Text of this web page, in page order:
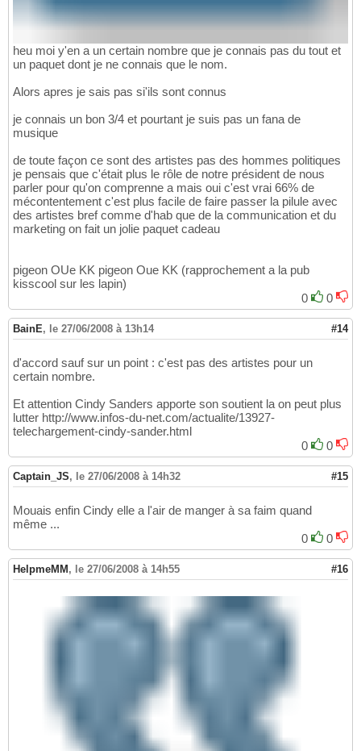
heu moi y'en a un certain nombre que je connais pas du tout et
un paquet dont je ne connais que le nom.
Alors apres je sais pas si'ils sont connus
je connais un bon 3/4 et pourtant je suis pas un fana de
musique
de toute façon ce sont des artistes pas des hommes politiques
je pensais que c'était plus le rôle de notre président de nous
parler pour qu'on comprenne a mais oui c'est vrai 66% de
mécontentement c'est plus facile de faire passer la pilule avec
des artistes bref comme d'hab que de la communication et du
marketing on fait un jolie paquet cadeau
pigeon OUe KK pigeon Oue KK (rapprochement a la pub
kisscool sur les lapin)
0
0
BainE, le 27/06/2008 à 13h14 #14
d'accord sauf sur un point : c'est pas des artistes pour un
certain nombre.
Et attention Cindy Sanders apporte son soutient la on peut plus
lutter http://www.infos-du-net.com/actualite/13927-
telechargement-cindy-sander.html
0
0
Captain_JS, le 27/06/2008 à 14h32 #15
Mouais enfin Cindy elle a l'air de manger à sa faim quand
même ...
0
0
HelpmeMM , le 27/06/2008 à 14h55 #16